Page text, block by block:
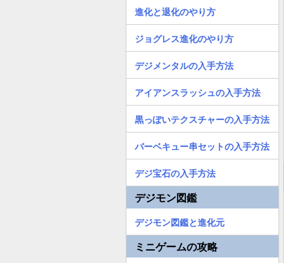
進化と退化のやり方
ジョグレス進化のやり方
デジメンタルの入手方法
アイアンスラッシュの入手方法
黒っぽいテクスチャーの入手方法
バーベキュー串セットの入手方法
デジ宝石の入手方法
デジモン図鑑
デジモン図鑑と進化元
ミニゲームの攻略